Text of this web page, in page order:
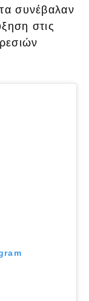
συνέβαλαν
στις